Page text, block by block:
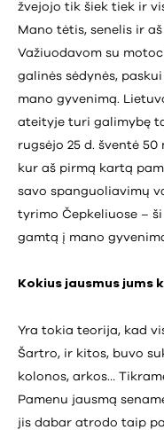
žvejojo tik šiek tiek ir
Mano tėtis, senelis ir
Važiuodavom su
galinės sėdynės,
mano gyvenimą.
ateityje turi galimybę
rugsėjo 25 d. šventė
kur aš pirmą kartą
savo spanguoliavimų
tyrimo Čepkeliuose –
gamtą į mano
Kokius jausmus jums
Yra tokia teorija, kad
Šartro, ir kitos, buvo
kolonos, arkos…
Pamenu jausmą
jis dabar atrodo taip